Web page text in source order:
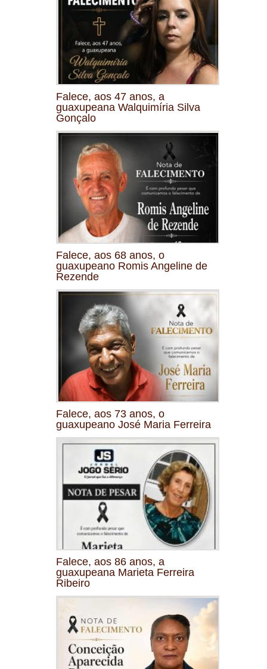
Falece, aos 47 anos, a
guaxupeana Walquimíria Silva
Gonçalo
Falece, aos 68 anos, o
guaxupeano Romis Angeline de
Rezende
Falece, aos 73 anos, o
guaxupeano José Maria Ferreira
Falece, aos 86 anos, a
guaxupeana Marieta Ferreira
Ribeiro